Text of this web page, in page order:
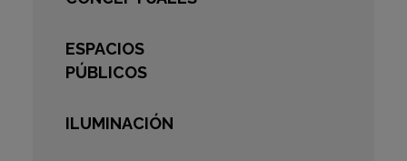
ESPACIOS
PÚBLICOS
ILUMINACIÓN